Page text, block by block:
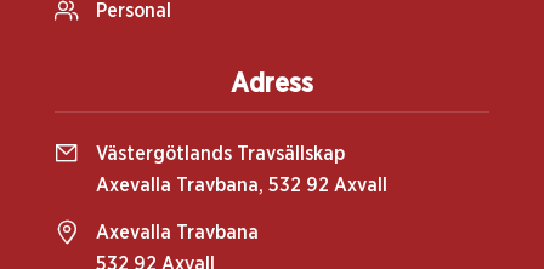
Personal
Adress
Västergötlands Travsällskap
Axevalla Travbana, 532 92 Axvall
Axevalla Travbana
532 92 Axvall